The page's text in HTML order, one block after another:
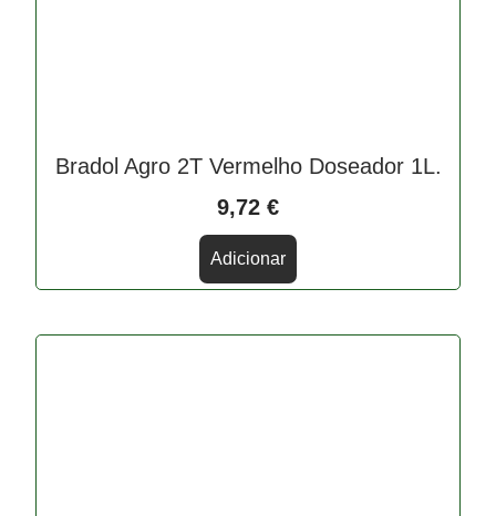
Bradol Agro 2T Vermelho Doseador 1L.
9,72 €
Adicionar